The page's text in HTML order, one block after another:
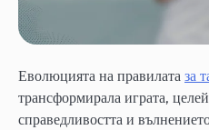
Еволюцията на правилата за
трансформирала играта,
справедливостта и